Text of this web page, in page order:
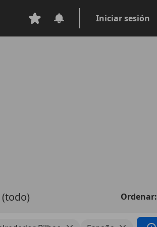
Iniciar sesión
Ordenar: